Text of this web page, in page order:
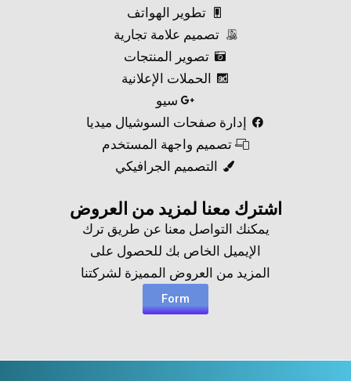
تطوير الهواتف
تصميم علامة تجارية
تصوير المنتجات
الحملات الإعلانية
سيو
إدارة صفحات السوشيال ميديا
تصميم واجهة المستخدم
التصميم الجرافيكي
اشترك معنا لمزيد من العروض​
يمكنك التواصل معنا عن طريق ترك
الإيميل الخاص بك للحصول على
المزيد من العروض المميزة لشركتنا
Form